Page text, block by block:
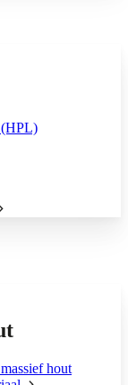
(HPL)
hout